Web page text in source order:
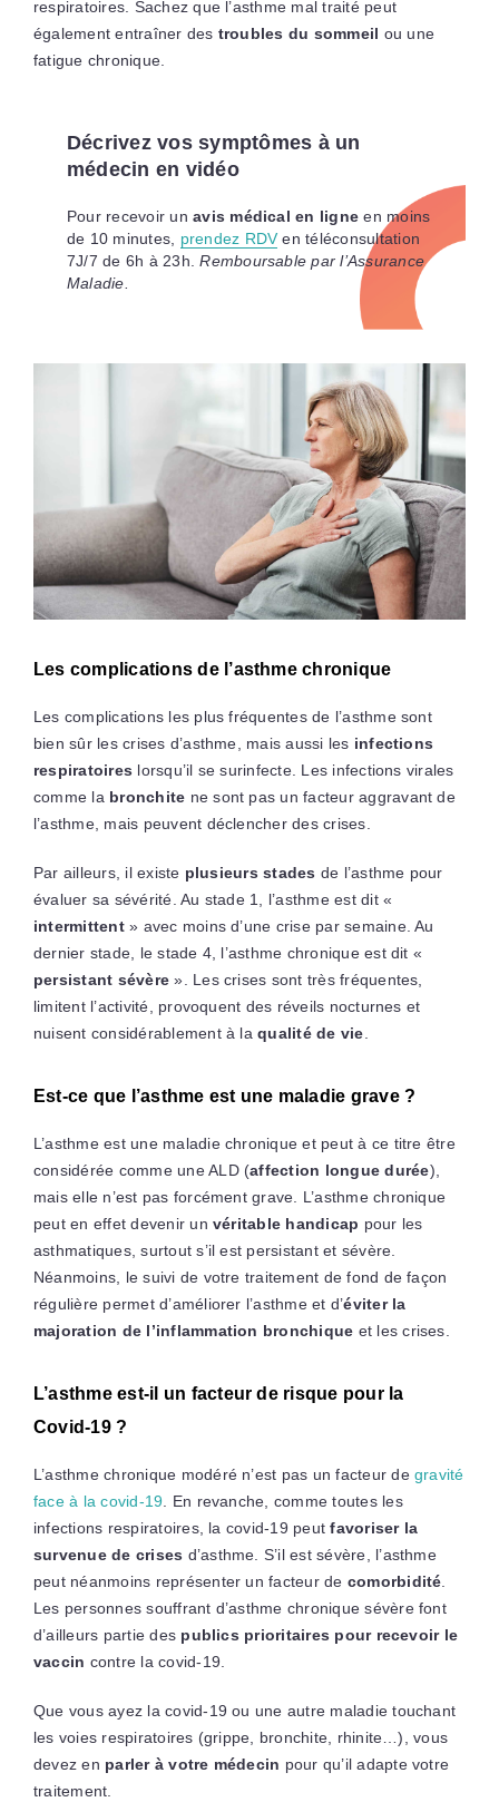
respiratoires. Sachez que l’asthme mal traité peut
également entraîner des troubles du sommeil ou une
fatigue chronique.
Décrivez vos symptômes à un
médecin en vidéo
Pour recevoir unavis médical en ligne en moins
de 10 minutes, prendez RDV en téléconsultation
7J/7 de 6h à 23h.Remboursable par l’Assurance
Maladie.
Les complications de l’asthme chronique
Les complications les plus fréquentes de l’asthme sont
bien sûr les crises d’asthme, mais aussi les infections
respiratoires lorsqu’il se surinfecte. Les infections virales
comme labronchite ne sont pas un facteur aggravant de
l’asthme, mais peuvent déclencher des crises.
Par ailleurs, il existe plusieurs stades de l’asthme pour
évaluer sa sévérité. Au stade 1, l’asthme est dit «
intermittent» avec moins d’une crise par semaine. Au
dernier stade, le stade 4, l’asthme chronique est dit «
persistant sévère ». Les crises sont très fréquentes,
limitent l’activité, provoquent des réveils nocturnes et
nuisent considérablement à laqualité de vie.
Est-ce que l’asthme est une maladie grave ?
L’asthme est une maladie chronique et peut à ce titre être
considérée comme une ALD (affection longue durée),
mais elle n’est pas forcément grave. L’asthme chronique
peut en effet devenir un véritable handicap pour les
asthmatiques, surtout s’il est persistant et sévère.
Néanmoins, le suivi de votre traitement de fond de façon
régulière permet d’améliorer l’asthme et d’éviter la
majoration de l’inflammation bronchique et les crises.
L’asthme est-il un facteur de risque pour la
Covid-19 ?
L’asthme chronique modéré n’est pas un facteur de gravité
face à la covid-19. En revanche, comme toutes les
infections respiratoires, la covid-19 peut favoriser la
survenue de crises d’asthme. S’il est sévère, l’asthme
peut néanmoins représenter un facteur de comorbidité.
Les personnes souffrant d’asthme chronique sévère font
d’ailleurs partie des publics prioritaires pour recevoir le
vaccin contre la covid-19.
Que vous ayez la covid-19 ou une autre maladie touchant
les voies respiratoires (grippe, bronchite, rhinite…), vous
devez en parler à votre médecin pour qu’il adapte votre
traitement.